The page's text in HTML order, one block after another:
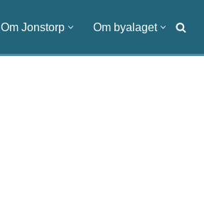
Om Jonstorp Om byalaget